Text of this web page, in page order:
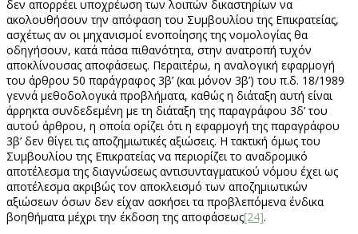
δεν απορρέει υποχρέωση των λοιπών δικαστηρίων να
ακολουθήσουν την απόφαση του Συμβουλίου της Επικρατείας,
ασχέτως αν οι μηχανισμοί ενοποίησης της νομολογίας θα
οδηγήσουν, κατά πάσα πιθανότητα, στην ανατροπή τυχόν
αποκλίνουσας αποφάσεως. Περαιτέρω, η αναλογική εφαρμογή
του άρθρου 50 παράγραφος 3β’ (και μόνον 3β’) του π.δ. 18/1989
γεννά μεθοδολογικά προβλήματα, καθώς η διάταξη αυτή είναι
άρρηκτα συνδεδεμένη με τη διάταξη της παραγράφου 3δ’ του
αυτού άρθρου, η οποία ορίζει ότι η εφαρμογή της παραγράφου
3β’ δεν θίγει τις αποζημιωτικές αξιώσεις. Η τακτική όμως του
Συμβουλίου της Επικρατείας να περιορίζει το αναδρομικό
αποτέλεσμα της διαγνώσεως αντισυνταγματικού νόμου έχει ως
αποτέλεσμα ακριβώς τον αποκλεισμό των αποζημιωτικών
αξιώσεων όσων δεν είχαν ασκήσει τα προβλεπόμενα ένδικα
βοηθήματα μέχρι την έκδοση της αποφάσεως[24].